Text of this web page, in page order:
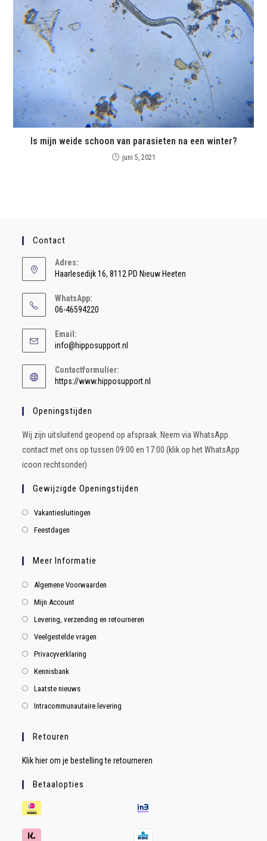
Is mijn weide schoon van parasieten na een winter?
juni 5, 2021
Contact
Adres:
Haarlesedijk 16, 8112 PD Nieuw Heeten
WhatsApp:
06-46594220
Email:
info@hipposupport.nl
Contactformulier:
https://www.hipposupport.nl
Openingstijden
Wij zijn uitsluitend geopend op afspraak. Neem via WhatsApp
contact met ons op tussen 09:00 en 17:00 (klik op het WhatsApp
icoon rechtsonder)
Gewijzigde Openingstijden
Vakantiesluitingen
Feestdagen
Meer Informatie
Algemene Voorwaarden
Mijn Account
Levering, verzending en retourneren
Veelgestelde vragen
Privacyverklaring
Kennisbank
Laatste nieuws
Intracommunautaire levering
Retouren
Klik hier om je bestelling te retourneren
Betaalopties